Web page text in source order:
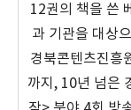
12권의 책을 쓴
과 기관을 대상
경북콘텐츠진흥
까지, 10년 넘은